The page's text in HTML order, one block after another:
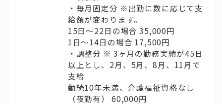
・毎月固定分 ※出勤に数に応じて支
給額が変わります。
15日〜22日の場合 35,000円
1日〜14日の場合 17,500円
・調整分 ※ 3ヶ月の勤務実績が45日
以上とし、2月、5月、8月、11月で
支給
勤続10年未満、介護福祉資格なし
（夜勤有） 60,000円